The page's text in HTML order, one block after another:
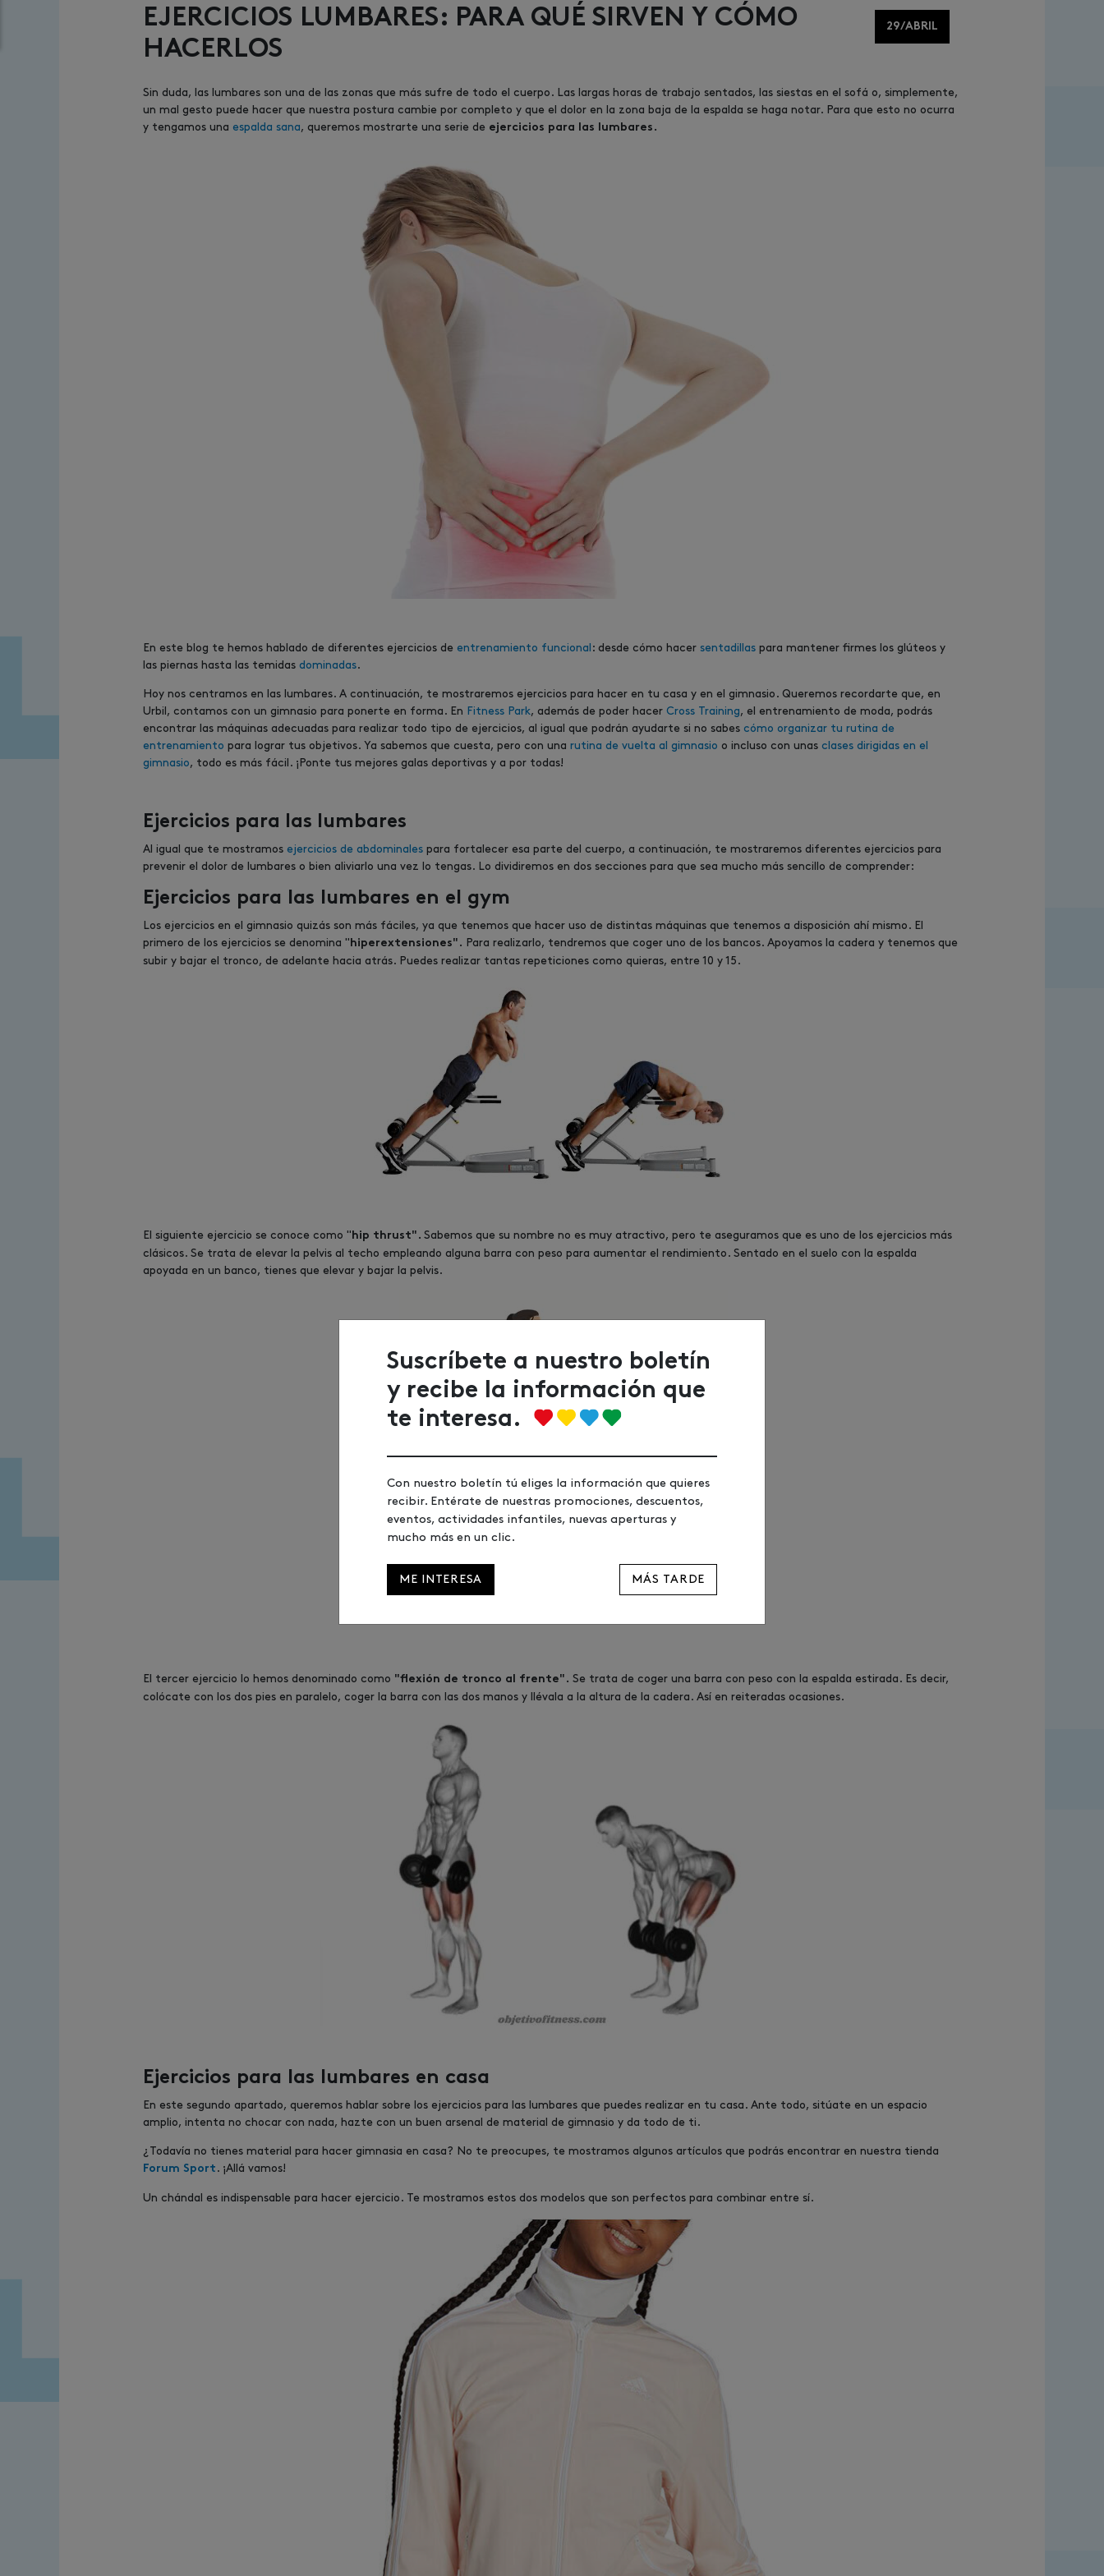
EJERCICIOS LUMBARES: PARA QUÉ SIRVEN Y CÓMO
HACERLOS
29/ABRIL
Sin duda, las lumbares son una de las zonas que más sufre de todo el cuerpo. Las largas horas de trabajo sentados, las siestas en el sofá o, simplemente,
un mal gesto puede hacer que nuestra postura cambie por completo y que el dolor en la zona baja de la espalda se haga notar. Para que esto no ocurra
y tengamos una espalda sana, queremos mostrarte una serie de ejercicios para las lumbares.
En este blog te hemos hablado de diferentes ejercicios de entrenamiento funcional : desde cómo hacer sentadillas para mantener firmes los glúteos y
las piernas hasta las temidas dominadas.
Hoy nos centramos en las lumbares. A continuación, te mostraremos ejercicios para hacer en tu casa y en el gimnasio. Queremos recordarte que, en
Urbil, contamos con un gimnasio para ponerte en forma. En
Fitness Park, además de poder hacer Cross Training, el entrenamiento de moda, podrás
encontrar las máquinas adecuadas para realizar todo tipo de ejercicios, al igual que podrán ayudarte si no sabes cómo organizar tu rutina de
entrenamiento para lograr tus objetivos. Ya sabemos que cuesta, pero con una rutina de vuelta al gimnasio o incluso con unas clases dirigidas en el
gimnasio, todo es más fácil. ¡Ponte tus mejores galas deportivas y a por todas!
Ejercicios para las lumbares
Al igual que te mostramos ejercicios de abdominales para fortalecer esa parte del cuerpo, a continuación, te mostraremos diferentes ejercicios para
prevenir el dolor de lumbares o bien aliviarlo una vez lo tengas. Lo dividiremos en dos secciones para que sea mucho más sencillo de comprender:
Ejercicios para las lumbares en el gym
Los ejercicios en el gimnasio quizás son más fáciles, ya que tenemos que hacer uso de distintas máquinas que tenemos a disposición ahí mismo. El
primero de los ejercicios se denomina " hiperextensiones". Para realizarlo, tendremos que coger uno de los bancos. Apoyamos la cadera y tenemos que
subir y bajar el tronco, de adelante hacia atrás. Puedes realizar tantas repeticiones como quieras, entre 10 y 15.
El siguiente ejercicio se conoce como " hip thrust". Sabemos que su nombre no es muy atractivo, pero te aseguramos que es uno de los ejercicios más
clásicos. Se trata de elevar la pelvis al techo empleando alguna barra con peso para aumentar el rendimiento. Sentado en el suelo con la espalda
apoyada en un banco, tienes que elevar y bajar la pelvis.
El tercer ejercicio lo hemos denominado como "flexión de tronco al frente". Se trata de coger una barra con peso con la espalda estirada. Es decir,
colócate con los dos pies en paralelo, coger la barra con las dos manos y llévala a la altura de la cadera. Así en reiteradas ocasiones.
Ejercicios para las lumbares en casa
En este segundo apartado, queremos hablar sobre los ejercicios para las lumbares que puedes realizar en tu casa. Ante todo, sitúate en un espacio
amplio, intenta no chocar con nada, hazte con un buen arsenal de material de gimnasio y da todo de ti.
¿Todavía no tienes material para hacer gimnasia en casa? No te preocupes, te mostramos algunos artículos que podrás encontrar en nuestra tienda
Forum Sport . ¡Allá vamos!
Un chándal es indispensable para hacer ejercicio. Te mostramos estos dos modelos que son perfectos para combinar entre sí.
Suscríbete a nuestro boletín
y recibe la información que
te interesa.
Con nuestro boletín tú eliges la información que quieres
recibir. Entérate de nuestras promociones, descuentos,
eventos, actividades infantiles, nuevas aperturas y
mucho más en un clic.
ME INTERESA MÁS TARDE